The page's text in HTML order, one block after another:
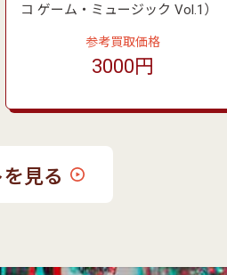
コ ゲーム・ミュージック Vol.1）
参考買取価格
3000円
見る